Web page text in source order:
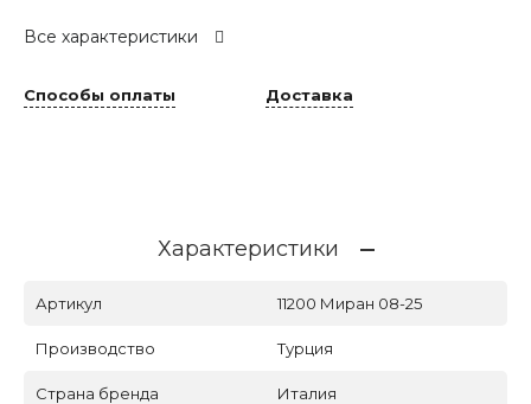
Все характеристики
Способы оплаты Доставка
Характеристики
Артикул 11200 Миран 08-25
Производство Турция
Страна бренда Италия